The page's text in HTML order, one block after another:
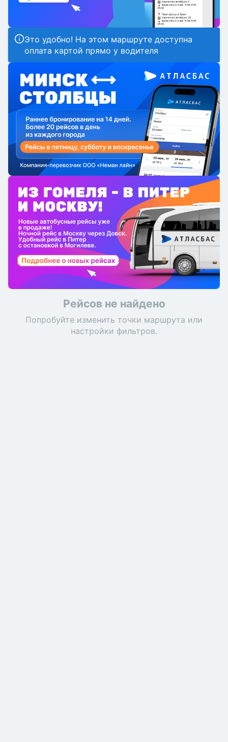
Это удобно! На этом маршруте доступна
оплата картой прямо у водителя
Рейсов не найдено
Попробуйте изменить точки маршрута или
настройки фильтров.